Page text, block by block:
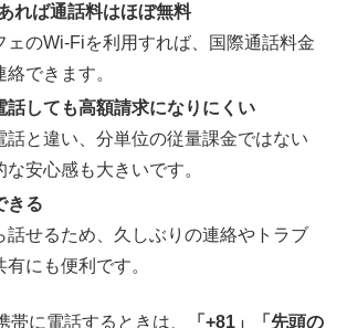
れば通話料はほぼ無料
ェのWi-Fiを利用すれば、国際通話料金
できます。
話しても高額請求になりにくい
話と違い、分単位の従量課金ではない
安心感も大きいです。
きる
話せるため、久しぶりの連絡やトラブ
にも便利です。
帯に電話するときは、
「+81」「先頭の